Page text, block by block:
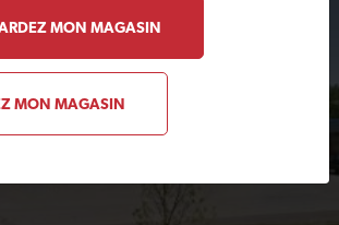
TIMBER
MON MAGASIN
MON MAGASIN